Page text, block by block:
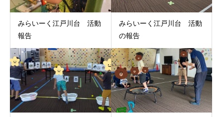
みらいーく江戸川台 活動
報告
みらいーく江戸川台 活動
の報告